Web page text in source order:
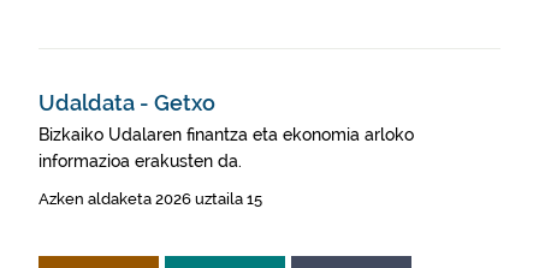
Udaldata - Getxo
Bizkaiko Udalaren finantza eta ekonomia arloko
informazioa erakusten da.
Azken aldaketa 2026 uztaila 15